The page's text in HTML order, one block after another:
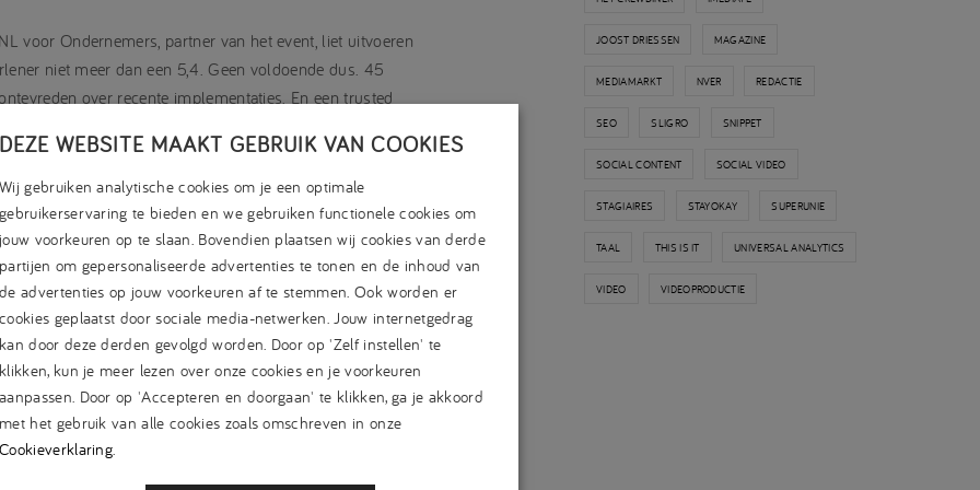
voor Ondernemers, partner van het event, liet uitvoeren
niet meer dan een 5,4. Geen voldoende dus. 45
over recente implementaties. En een trusted
de ondervraagden zoekt zelf online naar de beste
mkb-ondernemers en IT-dienstverleners. Om dat in
Jort Kelder gaf op glanzende wijze invulling aan die rol.
tussen mkb’er en IT-dienstverlener. De beide kampen
te doorgronden jargon. Dit al dan niet bewust ingewikkeld
in staat zijn echt te doorgronden wat de klant wil. En de
eigenaar van Sparco International. Hij stelde
op een bedrijf. “Je weet wat het doel van de implementatie
grip.” Voor Von Stockhausen als ondernemer is het
JOOST DRIESSEN MAGAZINE
MEDIAMARKT NVER REDACTIE
SEO SLIGRO SNIPPET
SOCIAL CONTENT SOCIAL VIDEO
STAGIAIRES STAYOKAY SUPERUNIE
TAAL THIS IS IT UNIVERSAL ANALYTICS
VIDEO VIDEOPRODUCTIE
DEZE WEBSITE MAAKT GEBRUIK VAN COOKIES
Wij gebruiken analytische cookies om je een optimale
gebruikerservaring te bieden en we gebruiken functionele cookies om
jouw voorkeuren op te slaan. Bovendien plaatsen wij cookies van derde
partijen om gepersonaliseerde advertenties te tonen en de inhoud van
de advertenties op jouw voorkeuren af te stemmen. Ook worden er
cookies geplaatst door sociale media-netwerken. Jouw internetgedrag
kan door deze derden gevolgd worden. Door op 'Zelf instellen' te
klikken, kun je meer lezen over onze cookies en je voorkeuren
aanpassen. Door op 'Accepteren en doorgaan' te klikken, ga je akkoord
met het gebruik van alle cookies zoals omschreven in onze
Cookieverklaring